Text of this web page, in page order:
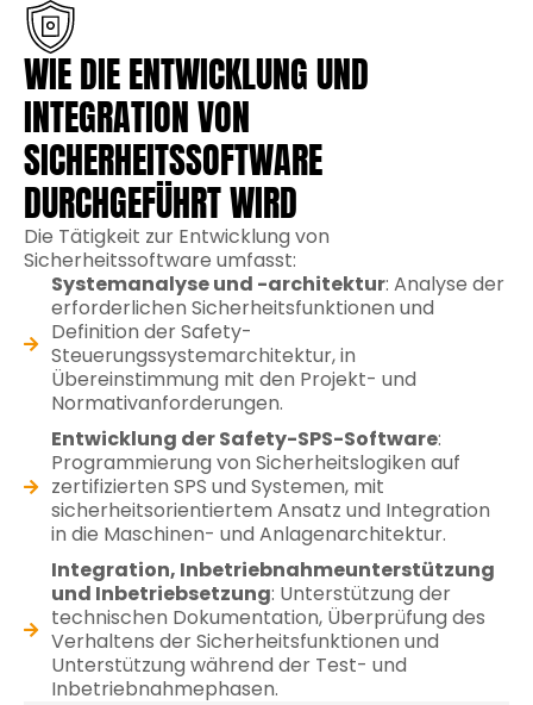
WIE DIE ENTWICKLUNG UND
INTEGRATION VON
SICHERHEITSSOFTWARE
DURCHGEFÜHRT WIRD
Die Tätigkeit zur Entwicklung von
Sicherheitssoftware umfasst:
Systemanalyse und -architektur: Analyse der
erforderlichen Sicherheitsfunktionen und
Definition der Safety-
Steuerungssystemarchitektur, in
Übereinstimmung mit den Projekt- und
Normativanforderungen.
Entwicklung der Safety-SPS-Software:
Programmierung von Sicherheitslogiken auf
zertifizierten SPS und Systemen, mit
sicherheitsorientiertem Ansatz und Integration
in die Maschinen- und Anlagenarchitektur.
Integration, Inbetriebnahmeunterstützung
und Inbetriebsetzung: Unterstützung der
technischen Dokumentation, Überprüfung des
Verhaltens der Sicherheitsfunktionen und
Unterstützung während der Test- und
Inbetriebnahmephasen.